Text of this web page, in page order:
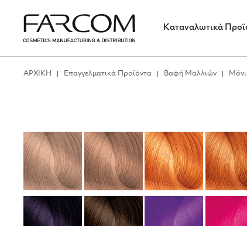
Καταναλωτικά
ΑΡΧΙΚΗ Επαγγελματικά Προϊόντα Βαφή Μαλλιών